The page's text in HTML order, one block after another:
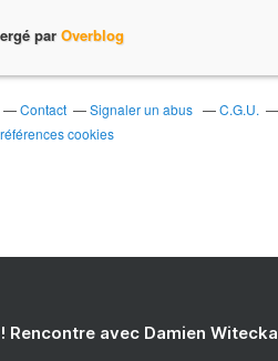
par Overblog
Contact Signaler un abus C.G.U.
cookies
Rencontre avec Damien Witecka